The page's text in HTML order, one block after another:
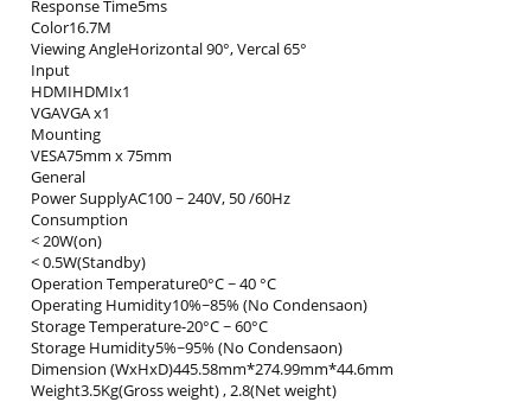
Response Time5ms
Color16.7M
Viewing AngleHorizontal 90°, Vercal 65°
Input
HDMIHDMIx1
VGAVGA x1
Mounting
VESA75mm x 75mm
General
Power SupplyAC100 ~ 240V, 50 /60Hz
Consumption
< 20W(on)
< 0.5W(Standby)
Operation Temperature0°C ~ 40 °C
Operating Humidity10%~85% (No Condensaon)
Storage Temperature-20°C ~ 60°C
Storage Humidity5%~95% (No Condensaon)
Dimension (WxHxD)445.58mm*274.99mm*44.6mm
Weight3.5Kg(Gross weight) , 2.8(Net weight)